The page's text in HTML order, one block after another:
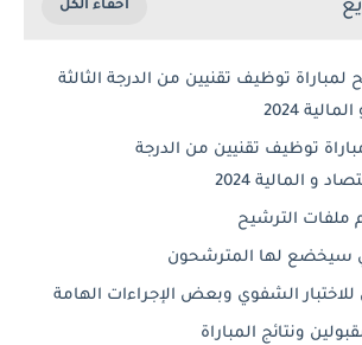
توظيف تقنيين من الدرجة الثالثة
2024
توظيف تقنيين من الدرجة
و المالية 2024
ملفات الترشيح
سيخضع لها المترشحون
الشفوي وبعض الإجراءات الهامة
ونتائج المباراة